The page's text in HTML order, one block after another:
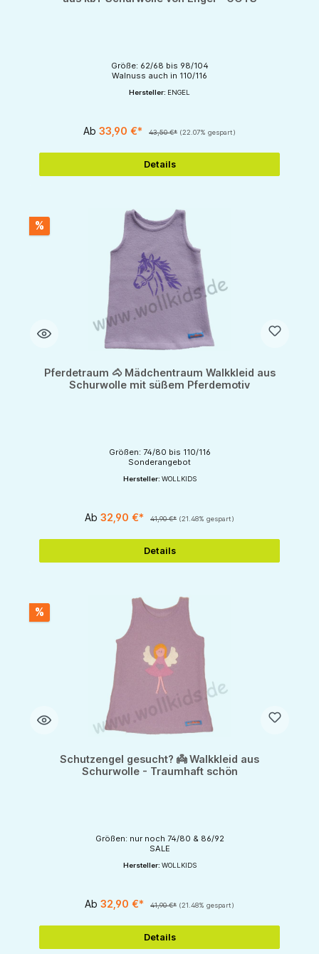
Größe: 62/68 bis 98/104
Walnuss auch in 110/116
Hersteller: ENGEL
Ab 33,90 €* 43,50 €* (22.07% gespart)
Details
%
Pferdetraum 🐴 Mädchentraum Walkkleid aus
Schurwolle mit süßem Pferdemotiv
Größen: 74/80 bis 110/116
Sonderangebot
Hersteller: WOLLKIDS
Ab 32,90 €* 41,90 €* (21.48% gespart)
Details
%
Schutzengel gesucht? 👼 Walkkleid aus
Schurwolle - Traumhaft schön
Größen: nur noch 74/80 & 86/92
SALE
Hersteller: WOLLKIDS
Ab 32,90 €* 41,90 €* (21.48% gespart)
Details